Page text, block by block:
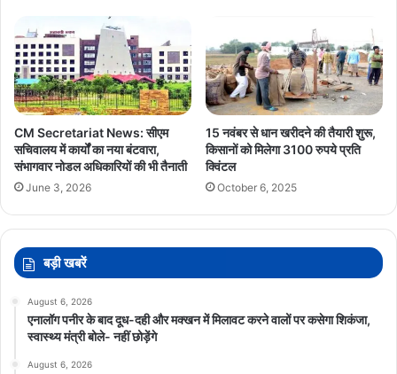
CM Secretariat News: सीएम
सचिवालय में कार्यों का नया बंटवारा,
संभागवार नोडल अधिकारियों की भी तैनाती
June 3, 2026
15 नवंबर से धान खरीदने की तैयारी शुरू,
किसानों को मिलेगा 3100 रुपये प्रति
क्विंटल
October 6, 2025
बड़ी खबरें
August 6, 2026
एनालॉग पनीर के बाद दूध-दही और मक्खन में मिलावट करने वालों पर कसेगा शिकंजा,
स्वास्थ्य मंत्री बोले- नहीं छोड़ेंगे
August 6, 2026